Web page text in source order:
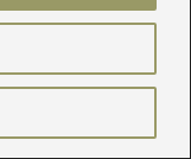
butów do
i